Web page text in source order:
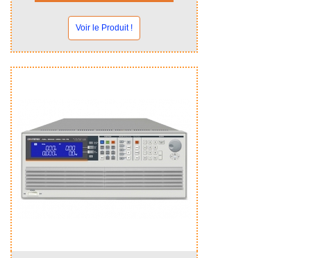
Voir le Produit !